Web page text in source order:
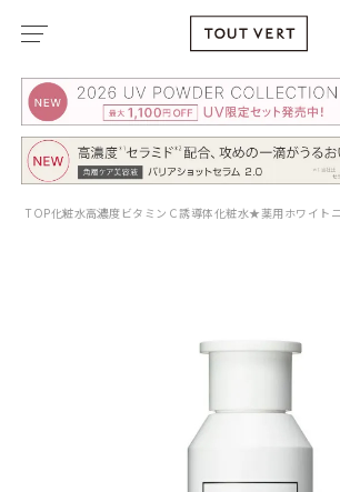
TOP化粧水高濃度ビタミンＣ誘導体化粧水★薬用ホワイト